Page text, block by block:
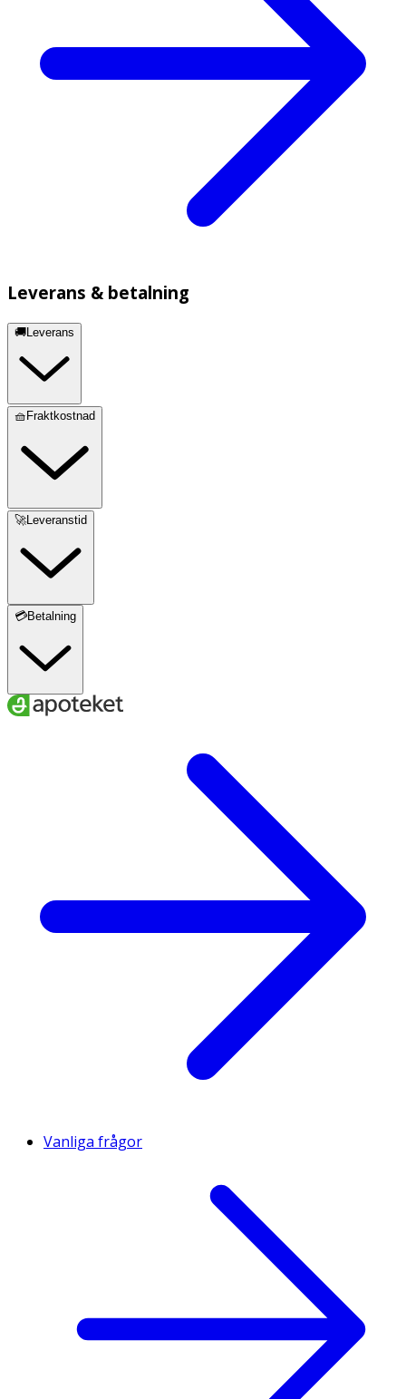
Leverans & betalning
🚚Leverans
🧺Fraktkostnad
🚀Leveranstid
💳Betalning
Vanliga frågor